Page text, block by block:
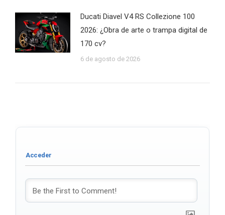
Ducati Diavel V4 RS Collezione 100
2026: ¿Obra de arte o trampa digital de
170 cv?
6 de agosto de 2026